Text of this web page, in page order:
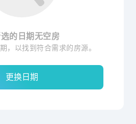
的日期无空房
，以找到符合需求的房源。
更换日期